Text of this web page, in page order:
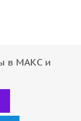
в МАКС и